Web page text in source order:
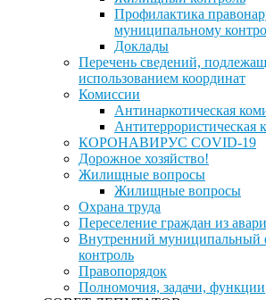
Профилактика
муниципальному
Доклады
Перечень сведений,
использованием координат
Комиссии
Антинаркотическая
Антитеррористическая
КОРОНАВИРУС COVID-19
Дорожное хозяйство!
Жилищные вопросы
Жилищные вопросы
Охрана труда
Переселение граждан из
Внутренний муниципальный
контроль
Правопорядок
Полномочия, задачи, функции